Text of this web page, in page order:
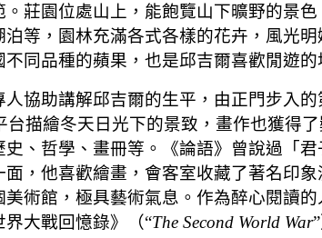
莊園位處山上，能飽覽山下曠野的景
等，園林充滿各式各樣的花卉，風光
同品種的蘋果，也是邱吉爾喜歡閒遊的
協助講解邱吉爾的生平，由正門步入
描繪冬天日光下的景致，畫作也獲得
、哲學、畫冊等。《論語》曾說過「
，他喜歡繪畫，會客室收藏了著名印
術館，極具藝術氣息。作為醉心閱讀
大戰回憶錄》（“The Second World War